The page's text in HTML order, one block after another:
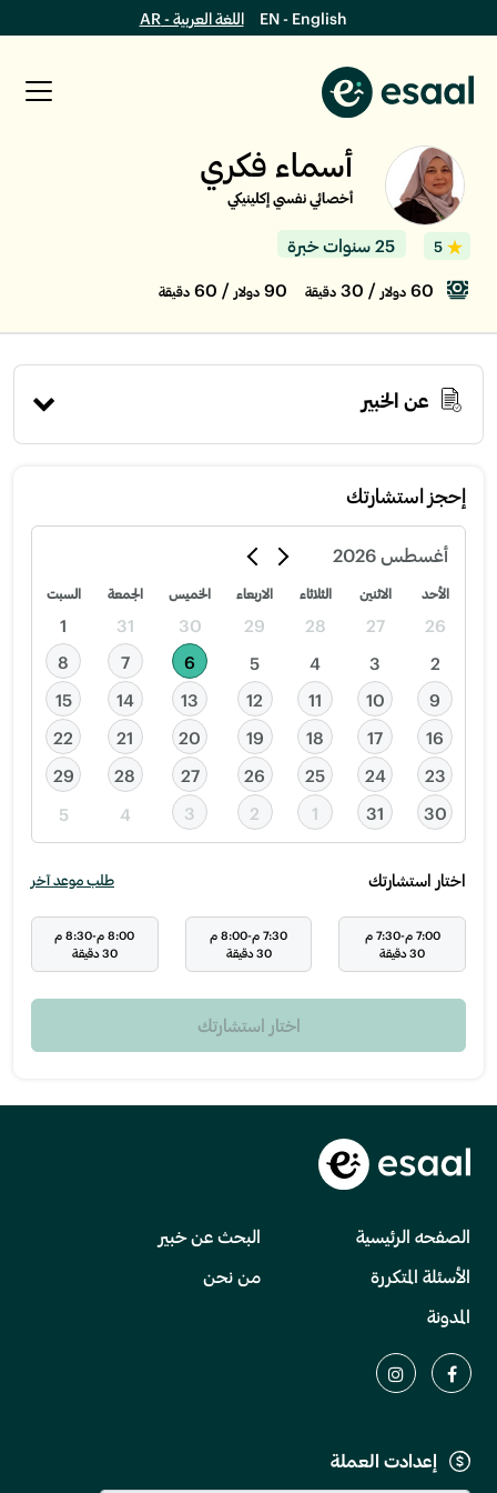
EN - English اللغة العربية - AR
أسماء فكري
أخصائي نفسي إكلينيكي
5 25 سنوات خبرة
60 دولار / 30 دقيقة دولار / 60 دقيقة
عن الخبير
إحجز استشارتك
أغسطس 2026
الأحد الاثنين الثلاثاء الاربعاء الخميس الجمعة السبت
26
27
28
29
30
31
1
2
3
4
5
6
7
8
9
10
11
12
13
14
15
16
17
18
19
20
21
22
23
24
25
26
27
28
29
30
31
1
2
3
4
5
اختار استشارتك طلب موعد آخر
7:00 م-7:30 م
30 دقيقة
7:30 م-8:00 م
30 دقيقة
8:00 م-8:30 م
30 دقيقة
اختار استشارتك
الصفحه الرئيسية
البحث عن خبير
الأسئلة المتكررة
من نحن
المدونة
إعدادت العملة